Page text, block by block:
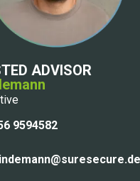
ADVISOR
9594582